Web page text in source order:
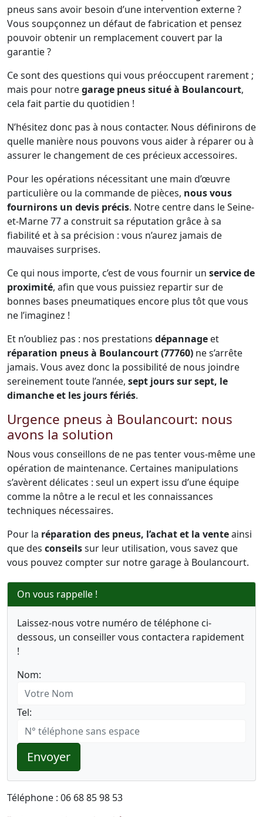
pneus sans avoir besoin d’une intervention externe ?
Vous soupçonnez un défaut de fabrication et pensez
pouvoir obtenir un remplacement couvert par la
garantie ?
Ce sont des questions qui vous préoccupent rarement ;
mais pour notregarage pneus situé à Boulancourt,
cela fait partie du quotidien !
N’hésitez donc pas à nous contacter. Nous définirons de
quelle manière nous pouvons vous aider à réparer ou à
assurer le changement de ces précieux accessoires.
Pour les opérations nécessitant une main d’œuvre
particulière ou la commande de pièces, nous vous
fournirons un devis précis. Notre centre dans le Seine-
et-Marne 77 a construit sa réputation grâce à sa
fiabilité et à sa précision : vous n’aurez jamais de
mauvaises surprises.
Ce qui nous importe, c’est de vous fournir un service de
proximité, afin que vous puissiez repartir sur de
bonnes bases pneumatiques encore plus tôt que vous
ne l’imaginez !
Et n’oubliez pas : nos prestations dépannage et
réparation pneus à Boulancourt (77760) ne s’arrête
jamais. Vous avez donc la possibilité de nous joindre
sereinement toute l’année, sept jours sur sept, le
dimanche et les jours fériés.
Urgence pneus à Boulancourt: nous
avons la solution
Nous vous conseillons de ne pas tenter vous-même une
opération de maintenance. Certaines manipulations
s’avèrent délicates : seul un expert issu d’une équipe
comme la nôtre a le recul et les connaissances
techniques nécessaires.
Pour la réparation des pneus, l’achat et la venteainsi
que des conseilssur leur utilisation, vous savez que
vous pouvez compter sur notre garage à Boulancourt.
On vous rappelle !
Laissez-nous votre numéro de téléphone ci-
dessous, un conseiller vous contactera rapidement
!
Nom:
Tel:
Envoyer
Téléphone : 06 68 85 98 53